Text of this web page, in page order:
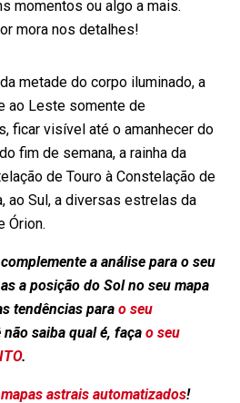
momentos ou algo a mais.
mora nos detalhes!
metade do corpo iluminado, a
ao Leste somente de
ficar visível até o amanhecer do
fim de semana, a rainha da
de Touro à Constelação de
ao Sul, a diversas estrelas da
Órion.
a análise para o seu
a posição do Sol no seu mapa
tendências para o seu
não saiba qual é, faça o seu
.
mapas astrais automatizados!